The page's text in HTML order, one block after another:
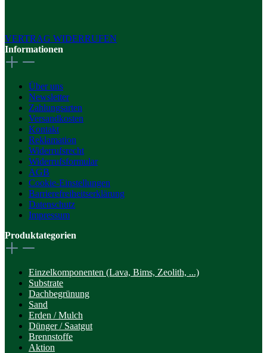
VERTRAG WIDERRUFEN
Informationen
Über uns
Newsletter
Zahlungsarten
Versandkosten
Kontakt
Reklamation
Widerrufsrecht
Widerrufsformular
AGB
Cookie-Einstellungen
Barrierefreiheitserklärung
Datenschutz
Impressum
Produktategorien
Einzelkomponenten (Lava, Bims, Zeolith, ...)
Substrate
Dachbegrünung
Sand
Erden / Mulch
Dünger / Saatgut
Brennstoffe
Aktion